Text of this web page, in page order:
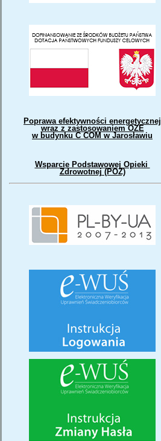
Poprawa efektywności energetycznej
wraz z zastosowaniem OZE
w budynku C COM w Jarosławiu
Wsparcie Podstawowej Opieki
Zdrowotnej (POZ)